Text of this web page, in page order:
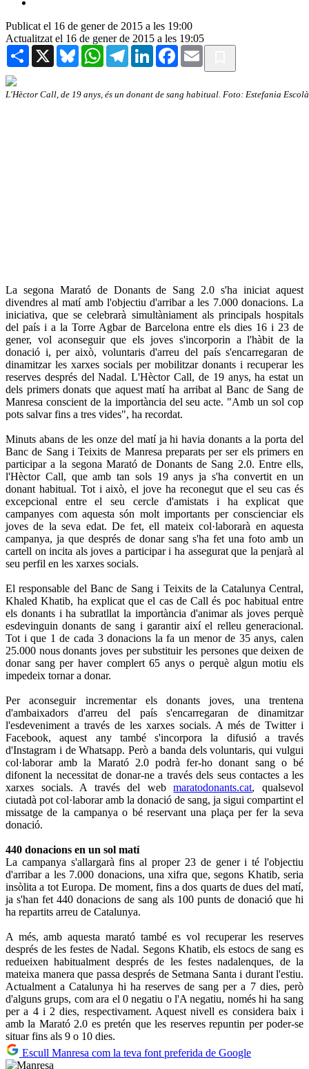
Publicat el 16 de gener de 2015 a les 19:00
Actualitzat el 16 de gener de 2015 a les 19:05
Share X BlueskyWhatsAppTelegramLinkedInFacebook
Email
L'Hèctor Call, de 19 anys, és un donant de sang habitual. Foto: Estefania Escolà
La segona Marató de Donants de Sang 2.0 s'ha iniciat aquest
divendres al matí amb l'objectiu d'arribar a les 7.000 donacions. La
iniciativa, que se celebrarà simultàniament als principals hospitals
del país i a la Torre Agbar de Barcelona entre els dies 16 i 23 de
gener, vol aconseguir que els joves s'incorporin a l'hàbit de la
donació i, per això, voluntaris d'arreu del país s'encarregaran de
dinamitzar les xarxes socials per mobilitzar donants i recuperar les
reserves després del Nadal. L'Hèctor Call, de 19 anys, ha estat un
dels primers donats que aquest matí ha arribat al Banc de Sang de
Manresa conscient de la importància del seu acte. "Amb un sol cop
pots salvar fins a tres vides", ha recordat.
Minuts abans de les onze del matí ja hi havia donants a la porta del
Banc de Sang i Teixits de Manresa preparats per ser els primers en
participar a la segona Marató de Donants de Sang 2.0. Entre ells,
l'Hèctor Call, que amb tan sols 19 anys ja s'ha convertit en un
donant habitual. Tot i això, el jove ha reconegut que el seu cas és
excepcional entre el seu cercle d'amistats i ha explicat que
campanyes com aquesta són molt importants per conscienciar els
joves de la seva edat. De fet, ell mateix col·laborarà en aquesta
campanya, ja que després de donar sang s'ha fet una foto amb un
cartell on incita als joves a participar i ha assegurat que la penjarà al
seu perfil en les xarxes socials.
El responsable del Banc de Sang i Teixits de la Catalunya Central,
Khaled Khatib, ha explicat que el cas de Call és poc habitual entre
els donants i ha subratllat la importància d'animar als joves perquè
esdevinguin donants de sang i garantir així el relleu generacional.
Tot i que 1 de cada 3 donacions la fa un menor de 35 anys, calen
25.000 nous donants joves per substituir les persones que deixen de
donar sang per haver complert 65 anys o perquè algun motiu els
impedeix tornar a donar.
Per aconseguir incrementar els donants joves, una trentena
d'ambaixadors d'arreu del país s'encarregaran de dinamitzar
l'esdeveniment a través de les xarxes socials. A més de Twitter i
Facebook, aquest any també s'incorpora la difusió a través
d'Instagram i de Whatsapp. Però a banda dels voluntaris, qui vulgui
col·laborar amb la Marató 2.0 podrà fer-ho donant sang o bé
difonent la necessitat de donar-ne a través dels seus contactes a les
xarxes socials. A través del webmaratodonants.cat, qualsevol
ciutadà pot col·laborar amb la donació de sang, ja sigui compartint el
missatge de la campanya o bé reservant una plaça per fer la seva
donació.
440 donacions en un sol matí
La campanya s'allargarà fins al proper 23 de gener i té l'objectiu
d'arribar a les 7.000 donacions, una xifra que, segons Khatib, seria
insòlita a tot Europa. De moment, fins a dos quarts de dues del matí,
ja s'han fet 440 donacions de sang als 100 punts de donació que hi
ha repartits arreu de Catalunya.
A més, amb aquesta marató també es vol recuperar les reserves
després de les festes de Nadal. Segons Khatib, els estocs de sang es
redueixen habitualment després de les festes nadalenques, de la
mateixa manera que passa després de Setmana Santa i durant l'estiu.
Actualment a Catalunya hi ha reserves de sang per a 7 dies, però
d'alguns grups, com ara el 0 negatiu o l'A negatiu, només hi ha sang
per a 4 i 2 dies, respectivament. Aquest nivell es considera baix i
amb la Marató 2.0 es pretén que les reserves repuntin per poder-se
situar fins als 9 o 10 dies.
Escull Manresa com la teva font preferida de Google